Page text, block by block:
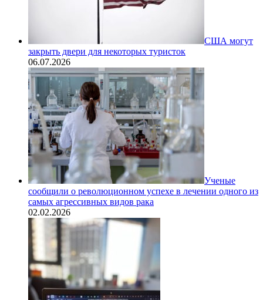
США могут
закрыть двери для некоторых туристок
06.07.2026
Ученые
сообщили о революционном успехе в лечении одного из
самых агрессивных видов рака
02.02.2026